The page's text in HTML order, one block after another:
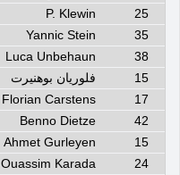
25
P. Klewin
35
Yannic Stein
38
Luca Unbehaun
15
فلوريان بوهنيرت
17
Florian Carstens
42
Benno Dietze
15
Ahmet Gurleyen
24
Ouassim Karada